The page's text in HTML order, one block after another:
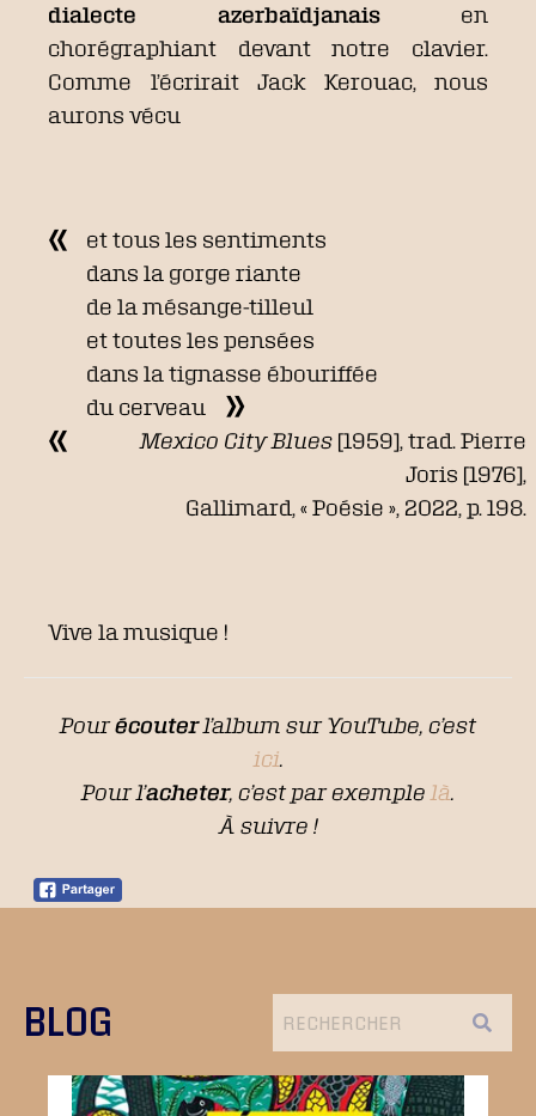
dialecte azerbaïdjanaisen
chorégraphiant devant notre clavier.
Comme l’écrirait Jack Kerouac, nous
aurons vécu
et tous les sentiments
dans la gorge riante
de la mésange-tilleul
et toutes les pensées
dans la tignasse ébouriffée
du cerveau
Mexico City Blues [1959], trad. Pierre
Joris [1976],
Gallimard, « Poésie », 2022, p. 198.
Vive la musique !
Pourécouterl’album sur YouTube, c’est
ici.
Pour l’acheter, c’est par exemple là.
À suivre !
BLOG